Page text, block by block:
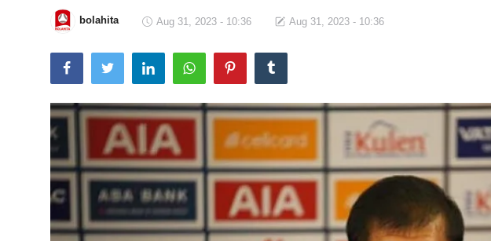
Total Sports bolahita Aug 31, 2023 - 10:36 Aug 31, 2023 - 10:36